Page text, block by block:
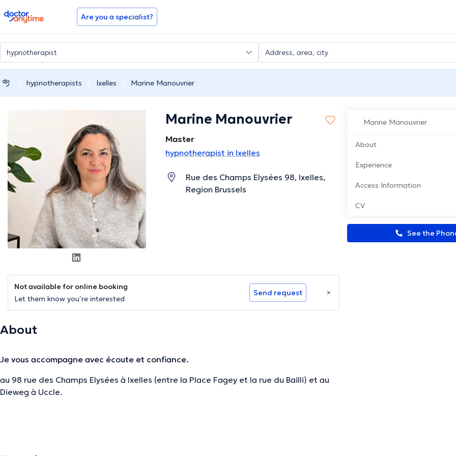
doctoranytime Are you a specialist?
hypnotherapists Ixelles Marine Manouvrier
Marine Manouvrier
About
Experience
Access Information
CV
See the
Marine Manouvrier
Master
hypnotherapist in Ixelles
Rue des Champs Elysées 98, Ixelles,
Region Brussels
Not available for online booking
Let them know you’re interested
Send request
About
Je vous accompagne avec écoute et confiance.
au 98 rue des Champs Elysées à Ixelles (entre la Place Fagey et la rue du Bailli) et au
Dieweg à Uccle.
L’enregistrement des blessures de l’existence, petites ou grandes, reste gravé dans la